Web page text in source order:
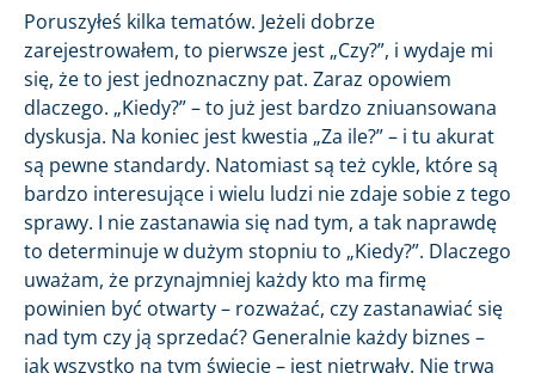
Poruszyłeś kilka tematów. Jeżeli dobrze
zarejestrowałem, to pierwsze jest „Czy?”, i wydaje mi
się, że to jest jednoznaczny pat. Zaraz opowiem
dlaczego. „Kiedy?” – to już jest bardzo zniuansowana
dyskusja. Na koniec jest kwestia „Za ile?” – i tu akurat
są pewne standardy. Natomiast są też cykle, które są
bardzo interesujące i wielu ludzi nie zdaje sobie z tego
sprawy. I nie zastanawia się nad tym, a tak naprawdę
to determinuje w dużym stopniu to „Kiedy?”. Dlaczego
uważam, że przynajmniej każdy kto ma firmę
powinien być otwarty – rozważać, czy zastanawiać się
nad tym czy ją sprzedać? Generalnie każdy biznes –
jak wszystko na tym świecie – jest nietrwały. Nie trwa